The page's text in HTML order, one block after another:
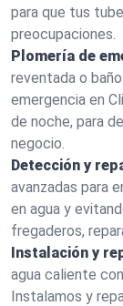
para que tus
preocupaciones.
Plomería de
reventada o
emergencia en
de noche, para
negocio.
Detección y
avanzadas para
en agua y
fregaderos,
Instalación y
agua caliente
Instalamos y